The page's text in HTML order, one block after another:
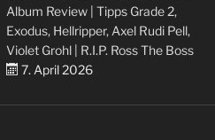
Album Review | Tipps Grade 2,
Exodus, Hellripper, Axel Rudi Pell,
Violet Grohl | R.I.P. Ross The Boss
7. April 2026